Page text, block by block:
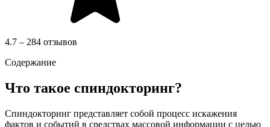
4.7 – 284 отзывов
Содержание
Что такое спиндокторинг?
Спиндокторинг представляет собой процесс искажения
фактов и событий в средствах массовой информации с целью